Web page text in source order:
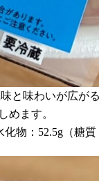
と味わいが広
めます。
物：52.5g（糖